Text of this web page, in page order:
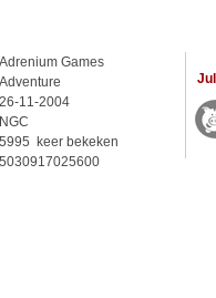
Adrenium Games
Adventure
26-11-2004
NGC
5995 keer bekeken
5030917025600